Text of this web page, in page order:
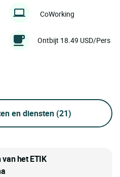
CoWorking
Ontbijt 18.49 USD/Pers
en diensten (21)
het ETIK